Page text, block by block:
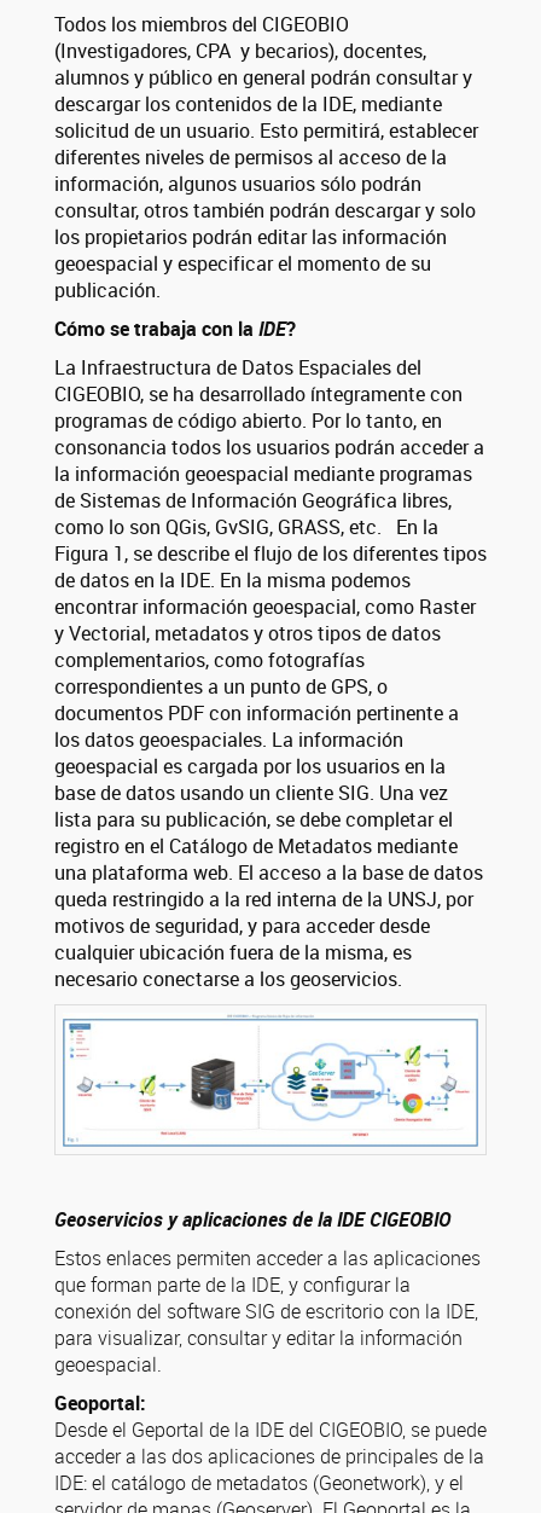
Todos los miembros del CIGEOBIO
(Investigadores, CPA y becarios), docentes,
alumnos y público en general podrán consultar y
descargar los contenidos de la IDE, mediante
solicitud de un usuario. Esto permitirá,establecer
diferentes niveles de permisosal acceso de la
información,algunos usuarios sólo podrán
consultar, otros también podrán descargar y solo
los propietarios podrán editar las información
geoespacial y especificar el momento de su
publicación.
Cómo se trabaja con la IDE?
La Infraestructura de Datos Espaciales del
CIGEOBIO, se ha desarrollado íntegramente con
programas de código abierto. Por lo tanto, en
consonancia todos los usuarios podrán acceder a
la información geoespacial mediante programas
de Sistemas de Información Geográfica libres,
como lo son QGis, GvSIG, GRASS, etc. En la
Figura 1, se describe el flujo de los diferentes tipos
de datos en la IDE. En la misma podemos
encontrar información geoespacial, como Raster
y Vectorial, metadatos y otros tipos de datos
complementarios, como fotografías
correspondientes a un punto de GPS, o
documentos PDF con información pertinente a
los datos geoespaciales. La información
geoespacial es cargada por los usuarios en la
base de datos usando un cliente SIG. Una vez
lista para su publicación, se debe completar el
registro en el Catálogo de Metadatos mediante
una plataforma web. El acceso a la base de datos
queda restringido a la red interna de la UNSJ, por
motivos de seguridad, y para acceder desde
cualquier ubicación fuera de la misma, es
necesario conectarse a los geoservicios.
Geoservicios y aplicaciones de la IDE CIGEOBIO
Estos enlaces permiten acceder a las aplicaciones
que forman parte de la IDE, y configurar la
conexión del software SIG de escritorio con la IDE,
para visualizar, consultar y editar la información
geoespacial.
Geoportal:
Desde el Geportal de la IDE del CIGEOBIO, se puede
acceder a las dos aplicaciones de principales de la
IDE: el catálogo de metadatos (Geonetwork), y el